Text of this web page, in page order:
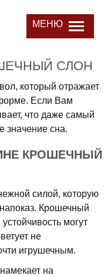
МЕНЮ
СЛОН
который отражает
Если Вам
что даже самый
значение сна.
КРОШЕЧНЫЙ
силой, которую
Крошечный
могут
не
игрушечным.
на